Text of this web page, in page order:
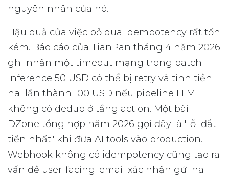
nguyên nhân của nó.
Hậu quả của việc bỏ qua idempotency rất tốn
kém. Báo cáo của TianPan tháng 4 năm 2026
ghi nhận một timeout mạng trong batch
inference 50 USD có thể bị retry và tính tiền
hai lần thành 100 USD nếu pipeline LLM
không có dedup ở tầng action. Một bài
DZone tổng hợp năm 2026 gọi đây là "lỗi đắt
tiền nhất" khi đưa AI tools vào production.
Webhook không có idempotency cũng tạo ra
vấn đề user-facing: email xác nhận gửi hai